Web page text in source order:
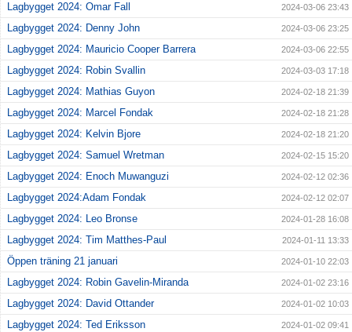
Lagbygget 2024: Omar Fall 2024-03-06 23:43
Lagbygget 2024: Denny John 2024-03-06 23:25
Lagbygget 2024: Mauricio Cooper Barrera 2024-03-06 22:55
Lagbygget 2024: Robin Svallin 2024-03-03 17:18
Lagbygget 2024: Mathias Guyon 2024-02-18 21:39
Lagbygget 2024: Marcel Fondak 2024-02-18 21:28
Lagbygget 2024: Kelvin Bjore 2024-02-18 21:20
Lagbygget 2024: Samuel Wretman 2024-02-15 15:20
Lagbygget 2024: Enoch Muwanguzi 2024-02-12 02:36
Lagbygget 2024:Adam Fondak 2024-02-12 02:07
Lagbygget 2024: Leo Bronse 2024-01-28 16:08
Lagbygget 2024: Tim Matthes-Paul 2024-01-11 13:33
Öppen träning 21 januari 2024-01-10 22:03
Lagbygget 2024: Robin Gavelin-Miranda 2024-01-02 23:16
Lagbygget 2024: David Ottander 2024-01-02 10:03
Lagbygget 2024: Ted Eriksson 2024-01-02 09:41